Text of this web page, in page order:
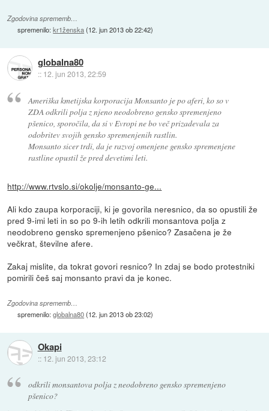
Zgodovina sprememb…
spremenilo:kr1ženska(12. jun 2013 ob 22:42)
globalna80
:: 12. jun 2013, 22:59
Ameriška kmetijska korporacija Monsanto je po aferi, ko so v
ZDA odkrili polja z njeno neodobreno gensko spremenjeno
pšenico, sporočila, da si v Evropi ne bo več prizadevala za
odobritev svojih gensko spremenjenih rastlin.
Monsanto sicer trdi, da je razvoj omenjene gensko spremenjene
rastline opustil že pred devetimi leti.
http://www.rtvslo.si/okolje/monsanto-ge...
Ali kdo zaupa korporaciji, ki je govorila neresnico, da so opustili že
pred 9-imi leti in so po 9-ih letih odkrili monsantova polja z
neodobreno gensko spremenjeno pšenico? Zasačena je že
večkrat, številne afere.
Zakaj mislite, da tokrat govori resnico? In zdaj se bodo protestniki
pomirili češ saj monsanto pravi da je konec.
Zgodovina sprememb…
spremenilo:globalna80(12. jun 2013 ob 23:02)
Okapi
:: 12. jun 2013, 23:12
odkrili monsantova polja z neodobreno gensko spremenjeno
pšenico?